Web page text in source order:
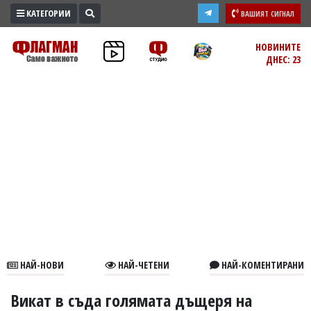
ПРОМО
ЗОНА
В
КАТЕГОРИИ ВАШИЯТ СИГНАЛ
НОВИНИТЕ
ДНЕС: 23
НАЙ-НОВИ НАЙ-ЧЕТЕНИ НАЙ-КОМЕНТИРАНИ
Викат в съда голямата дъщеря на